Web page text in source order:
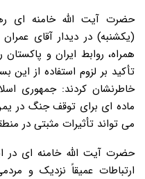
حضرت آیت الله خامنه ای
(یکشنبه) در دیدار آقای
همراه، روابط ایران و
تأکید بر لزوم استفاده از این
خاطرنشان کردند: جمهوری
ماده ای برای توقف جنگ در
می تواند تأثیرات مثبتی در
حضرت آیت الله خامنه ای در
ارتباطات عمیقاً نزدیک و